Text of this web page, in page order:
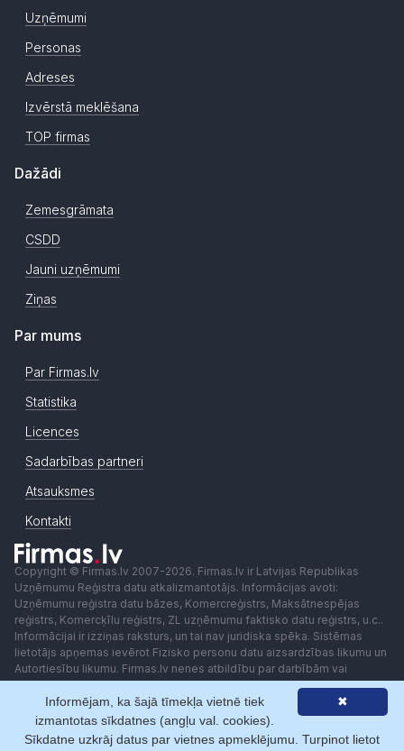
Uzņēmumi
Personas
Adreses
Izvērstā meklēšana
TOP firmas
Dažādi
Zemesgrāmata
CSDD
Jauni uzņēmumi
Ziņas
Par mums
Par Firmas.lv
Statistika
Licences
Sadarbības partneri
Atsauksmes
Kontakti
Copyright © Firmas.lv 2007-2026. Firmas.lv ir Latvijas Republikas
Uzņēmumu Reģistra datu atkalizmantotājs. Informācijas avoti:
Uzņēmumu reģistra datu bāzes, Komercreģistrs, Maksātnespējas
reģistrs, Komercķīlu reģistrs, ZL uzņēmumu faktisko datu reģistrs, u.c..
Informācijai ir izziņas raksturs, un tai nav juridiska spēka. Sistēmas
lietotājs apņemas ievērot Fizisko personu datu aizsardzības likumu un
Autortiesību likumu. Firmas.lv nenes atbildību par darbībām vai
lēmumiem, kas balstīti uz saņemto pakalpojumu. Lietotājam aizliegts
izmantot jebkādas automatizētas sistēmas vai iekārtas (robotus)
piekļuvei sistēmai bez rakstiskas saskaņošanas ar Firmas.lv. Galvenā
redaktore: Ingūna Pempere.
✖
Informējam, ka šajā tīmekļa vietnē tiek
izmantotas sīkdatnes (angļu val. cookies).
Sīkdatne uzkrāj datus par vietnes apmeklējumu. Turpinot lietot